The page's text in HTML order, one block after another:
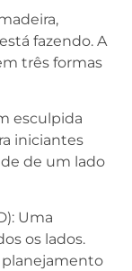
fazendo. A
três formas
esculpida
iniciantes
de um lado
Uma
os lados.
planejamento